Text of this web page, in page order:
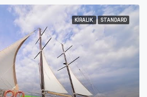
KIRALIK STANDARD